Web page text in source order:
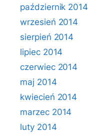
październik 2014
wrzesień 2014
sierpień 2014
lipiec 2014
czerwiec 2014
maj 2014
kwiecień 2014
marzec 2014
luty 2014